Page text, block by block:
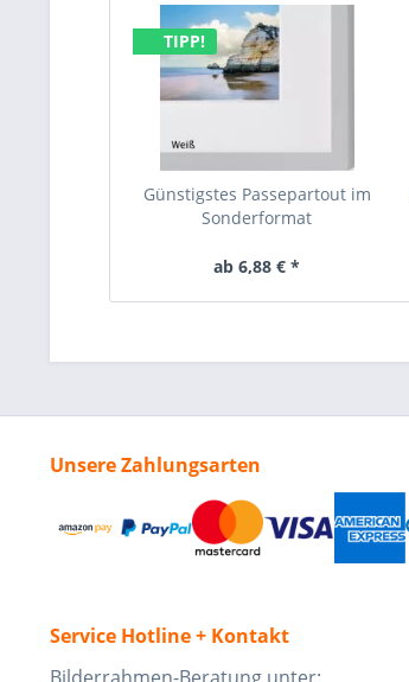
TIPP!
Günstigstes Passepartout im
Sonderformat
ab 6,88 € *
Unsere Zahlungsarten
Service Hotline + Kontakt
Bilderrahmen-Beratung unter: